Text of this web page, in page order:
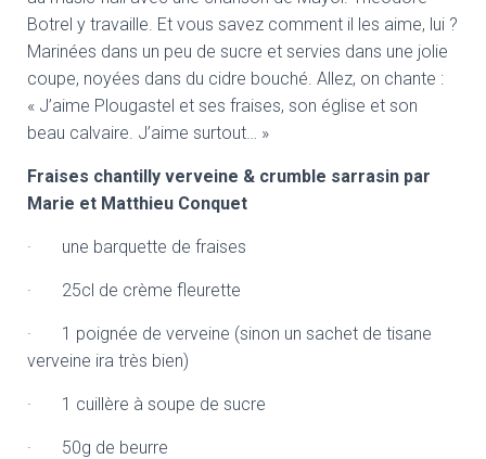
Botrel y travaille. Et vous savez comment il les aime, lui ?
Marinées dans un peu de sucre et servies dans une jolie
coupe, noyées dans du cidre bouché. Allez, on chante :
« J’aime Plougastel et ses fraises, son église et son
beau calvaire. J’aime surtout… »
Fraises chantilly verveine & crumble sarrasin par
Marie et Matthieu Conquet
· une barquette de fraises
· 25cl de crème fleurette
· 1 poignée de verveine (sinon un sachet de tisane
verveine ira très bien)
· 1 cuillère à soupe de sucre
· 50g de beurre